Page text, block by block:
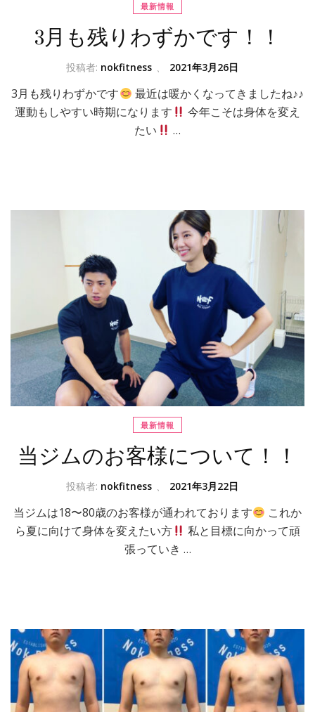
最新情報
3月も残りわずかです！！
投稿者: nokfitness 、 2021年3月26日
3月も残りわずかです
最近は暖かくなってきましたね♪♪
運動もしやすい時期になります
今年こそは身体を変え
たい
…
最新情報
当ジムのお客様について！！
投稿者: nokfitness 、 2021年3月22日
当ジムは18〜80歳のお客様が通われております
これか
ら夏に向けて身体を変えたい方
私と目標に向かって頑
張っていき …